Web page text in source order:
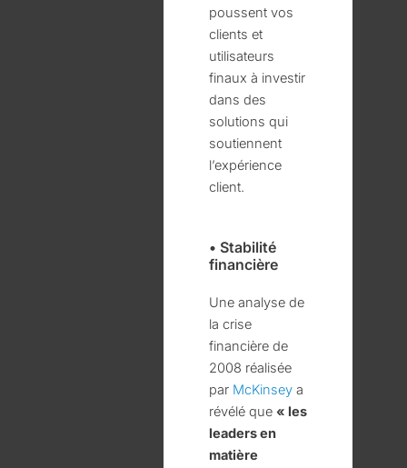
poussent vos
clients et
utilisateurs
finaux à investir
dans des
solutions qui
soutiennent
l’expérience
client.
• Stabilité
financière
Une analyse de
la crise
financière de
2008 réalisée
par McKinsey a
révélé que « les
leaders en
matière